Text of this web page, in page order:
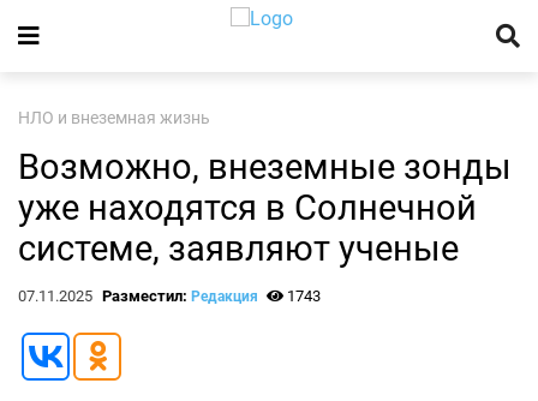
НЛО и внеземная жизнь
Возможно, внеземные зонды
уже находятся в Солнечной
системе, заявляют ученые
07.11.2025 Разместил: Редакция 1743